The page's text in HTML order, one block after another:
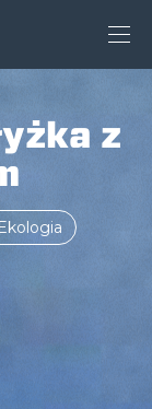
z
Ekologia